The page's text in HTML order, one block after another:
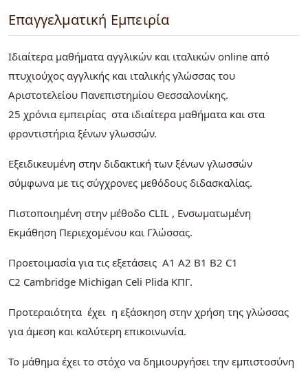
Επαγγελματική Εμπειρία
Ιδιαίτερα μαθήματα αγγλικών και ιταλικών online από
πτυχιούχος αγγλικής και ιταλικής γλώσσας του
Αριστοτελείου Πανεπιστημίου Θεσσαλονίκης.
25 χρόνια εμπειρίας στα ιδιαίτερα μαθήματα και στα
φροντιστήρια ξένων γλωσσών.
Εξειδικευμένη στην διδακτική των ξένων γλωσσών
σύμφωνα με τις σύγχρονες μεθόδους διδασκαλίας.
Πιστοποιημένη στην μέθοδο CLIL , Ενσωματωμένη
Εκμάθηση Περιεχομένου και Γλώσσας.
Προετοιμασία για τις εξετάσεις Α1 Α2 Β1 Β2 C1
C2 Cambridge Michigan Celi Plida ΚΠΓ.
Προτεραιότητα έχει η εξάσκηση στην χρήση της γλώσσας
για άμεση και καλύτερη επικοινωνία.
Το μάθημα έχει το στόχο να δημιουργήσει την εμπιστοσύνη